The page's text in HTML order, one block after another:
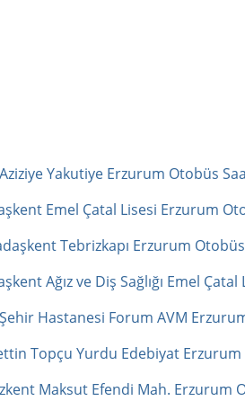
Aziziye Yakutiye Erzurum Otobüs
Emel Çatal Lisesi Erzurum
Tebrizkapı Erzurum
Ağız ve Diş Sağlığı Emel
Şehir Hastanesi Forum AVM
Topçu Yurdu Edebiyat
Maksut Efendi Mah. Erzurum